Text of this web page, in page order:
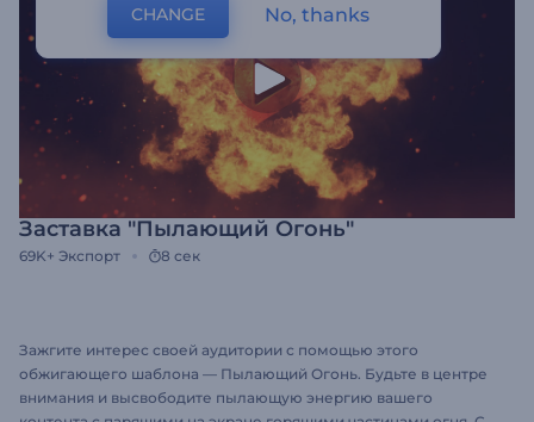
Заставка "Пылающий Огонь"
69K+ Экспорт 8 сек
Зажгите интерес своей аудитории с помощью этого
обжигающего шаблона — Пылающий Огонь. Будьте в центре
внимания и высвободите пылающую энергию вашего
CHANGE No, thanks